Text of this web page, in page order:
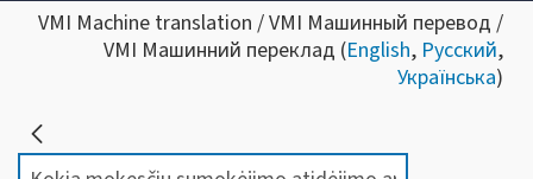
VMI Machine translation / VMI Машинный перевод /
VMI Машинний переклад (English, Русский,
Українська)